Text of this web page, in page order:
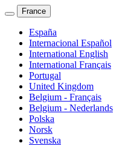
France
España
Internacional Español
International English
International Français
Portugal
United Kingdom
Belgium - Français
Belgium - Nederlands
Polska
Norsk
Svenska